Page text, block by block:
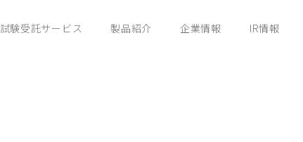
試験受託サービス 製品紹介 企業情報 IR情報